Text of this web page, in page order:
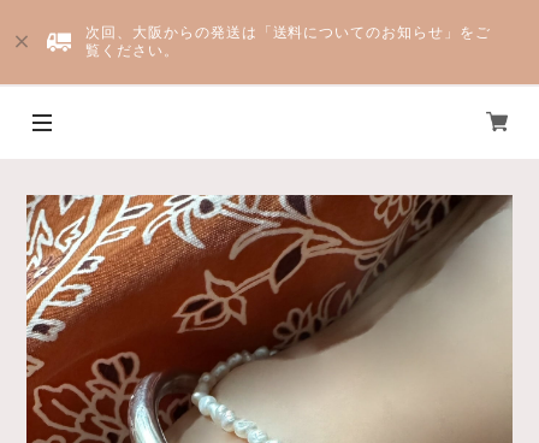
次回、大阪からの発送は「送料についてのお知らせ」をご
覧ください。